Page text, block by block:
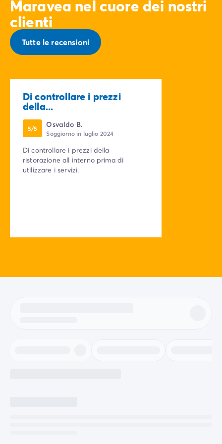
Maravea nel cuore dei nostri
clienti
Tutte le recensioni
Di controllare i prezzi
della...
5/5 Osvaldo B.
Soggiorno in luglio 2024
Di controllare i prezzi della
ristorazione all interno prima di
utilizzare i servizi.